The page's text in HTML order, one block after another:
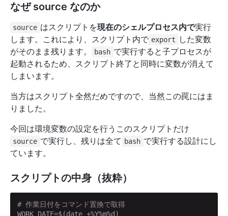
なぜ source なのか
source はスクリプトを現在のシェルプロセス内で実行
します。これにより、スクリプト内で export
した変数
がそのまま残ります。
bash で実行すると子プロセスが
起動されるため、スクリプト終了と同時に変数が消えて
しまいます。
当方はスクリプト全然だめですので、当然この罠にはま
りました。
今回は環境変数の設定を行うこのスクリプトだけ
source で実行し、残りは全て bash で実行する設計にし
ています。
スクリプトの中身（抜粋）
# 作業日付をコマンド置換で取得
WORK_DATE=$(date +%Y%m%d)